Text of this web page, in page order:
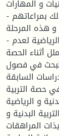
و المهارات .
- معرفة استعمال الألعاب الشبه الرياضية و ذلك بمراعاتهم
هذه المرحلة .
- على الأستاذ التنويع في الألعاب الشبه الرياضية لعدم
أثناء الحصة
في فصول
السابقة
حصة التربية
و الرياضية
البدنية و
المراهقات